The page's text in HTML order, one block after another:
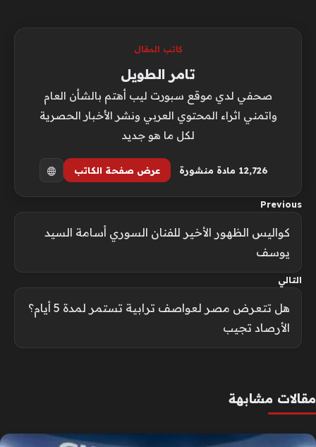
كاتب المقال
تامر الطويل
صحفي لدي موقع سبورت ليب أهتم بالشأن العام
واتمني اثراء المحتوي العربي ونشر الأخبار الحصرية
لكل ما هو جديد
12٬726 مادة منشورة عرض صفحة الكاتب
Previous
كواليس الظهور الأخير للفنان السوري أسامة السيد
يوسف
التالي
هل تتعرض مصر لعواصف ترابية تستمر لمدة 5 أيام؟
الأرصاد تجيب
مقالات مشابهة